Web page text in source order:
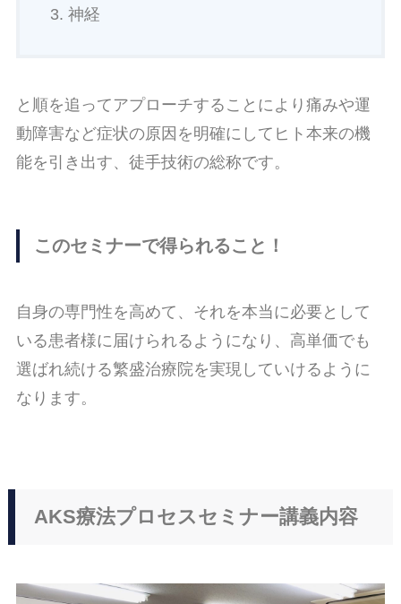
神経
と順を追ってアプローチすることにより痛みや運
動障害など症状の原因を明確にしてヒト本来の機
能を引き出す、徒手技術の総称です。
このセミナーで得られること！
自身の専門性を高めて、それを本当に必要として
いる患者様に届けられるようになり、高単価でも
選ばれ続ける繁盛治療院を実現していけるように
なります。
AKS療法プロセスセミナー講義内容